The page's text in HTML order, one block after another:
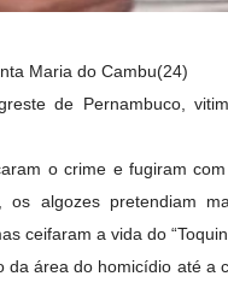
Maria do Cambu(24)
de Pernambuco,
o crime e fugiram
algozes pretendiam
ceifaram a vida do
área do homicídio até a